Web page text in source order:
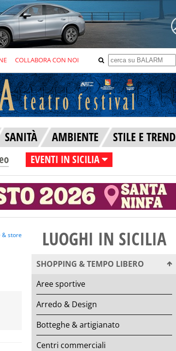
COLLABORA CON NOI
SANITÀ AMBIENTE STILE E TREND
EVENTI IN SICILIA
& store LUOGHI IN SICILIA
SHOPPING & TEMPO LIBERO
Aree sportive
Arredo & Design
Botteghe & artigianato
Centri commerciali